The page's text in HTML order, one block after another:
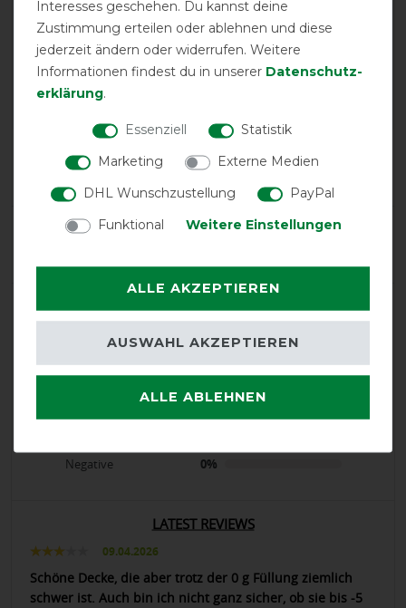
EXCELLENT
Bucas Power Turnout Light
High Neck 0g SD - silver -
44
Product Rating
4.9/5
product experience
calculated from 44 customer reviews
Positive
95.45%
Negative
0%
LATEST REVIEWS
09.04.2026
Schöne Decke, die aber trotz der 0 g Füllung ziemlich
schwer ist. Auch bin ich nicht ganz sicher, ob sie bis -5
Interesses geschehen. Du kannst deine
Zustimmung erteilen oder ablehnen und diese
jederzeit ändern oder widerrufen. Weitere
Informationen findest du in unserer Daten­schutz­
erklärung.
Essenziell
Statistik
Marketing
Externe Medien
DHL Wunschzustellung
PayPal
Funktional
Weitere Einstellungen
ALLE AKZEPTIEREN
ALLE ABLEHNEN
AUSWAHL AKZEPTIEREN